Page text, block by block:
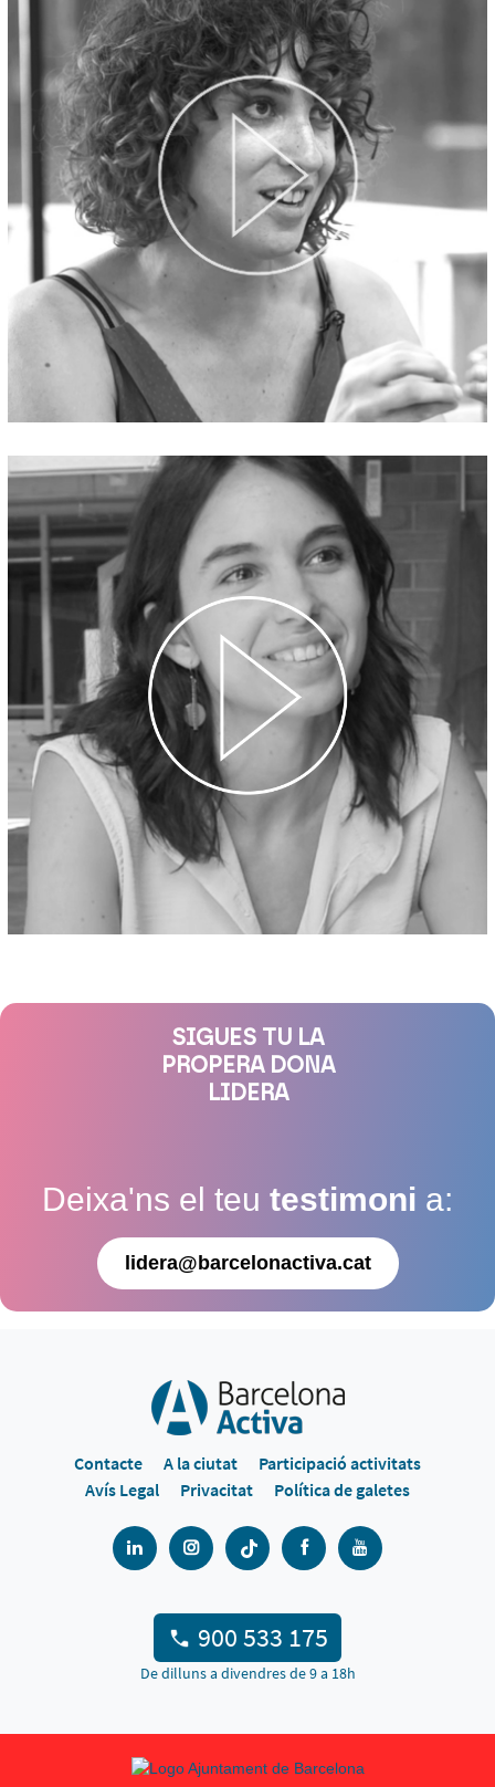
SIGUES TU LA
PROPERA DONA
LIDERA
Deixa'ns el teu testimoni a:
lidera@barcelonactiva.cat
Contacte A la ciutat
Participació activitats
Avís Legal
Privacitat Política de galetes
900 533 175
De dilluns a divendres de 9 a 18h